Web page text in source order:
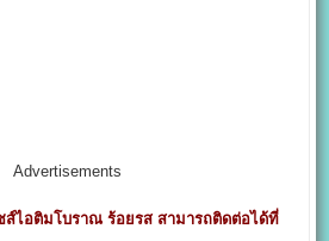
Advertisements
ไอติมโบราณ ร้อยรส สามารถติดต่อได้ที่